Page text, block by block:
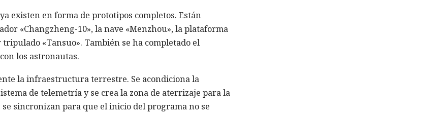
existen en forma de prototipos completos. Están
«Changzheng-10», la nave «Menzhou», la plataforma
«Tansuo». También se ha completado el
los astronautas.
la infraestructura terrestre. Se acondiciona la
de telemetría y se crea la zona de aterrizaje para la
sincronizan para que el inicio del programa no se